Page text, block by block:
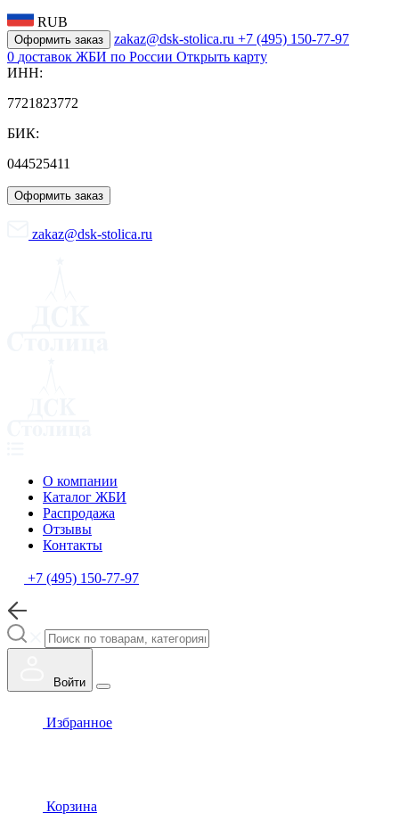
RUB
Оформить заказ zakaz@dsk-stolica.ru +7 (495) 150-77-97
0 доставок ЖБИ по России Открыть карту
ИНН:
7721823772
БИК:
044525411
Оформить заказ
zakaz@dsk-stolica.ru
О компании
Каталог ЖБИ
Распродажа
Отзывы
Контакты
+7 (495) 150-77-97
Войти
Избранное
Корзина